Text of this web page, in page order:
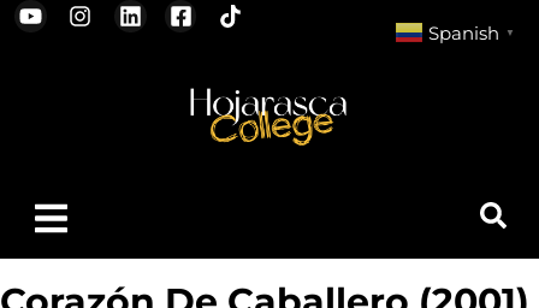
Spanish ▼